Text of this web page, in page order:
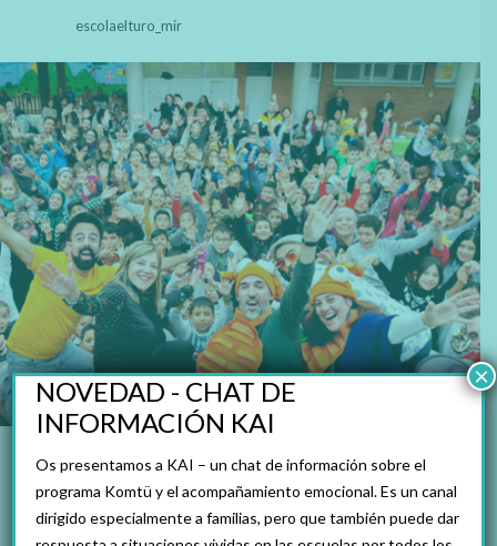
escolaelturo_mir
«Estábamos muy interesados en formar parte
NOVEDAD - CHAT DE
INFORMACIÓN KAI
Os presentamos a KAI – un chat de información sobre el
programa Komtü y el acompañamiento emocional. Es un canal
dirigido especialmente a familias, pero que también puede dar
×